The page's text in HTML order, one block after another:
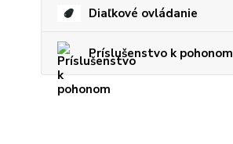
Diaľkové ovládanie
Príslušenstvo k pohonom